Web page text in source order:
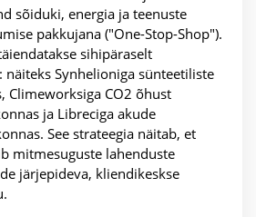
sõiduki, energia ja teenuste
pakkujana ("One-Stop-Shop").
sihipäraselt
Synhelioniga sünteetiliste
Climeworksiga CO2 õhust
ja Libreciga akude
See strateegia näitab, et
mitmesuguste lahenduste
järjepideva, kliendikeskse